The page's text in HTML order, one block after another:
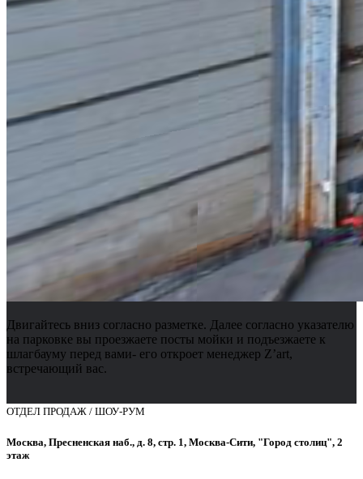
Двигайтесь вниз согласно разметке. Далее согласно указателю
на парковке вы проезжаете посты мойки и подъезжаете к
шлагбауму перед вами- его откроет менеджер Z’art,
встречающий вас.
ОТДЕЛ ПРОДАЖ / ШОУ-РУМ
Москва, Пресненская наб., д. 8, стр. 1, Москва-Сити, "Город столиц", 2
этаж